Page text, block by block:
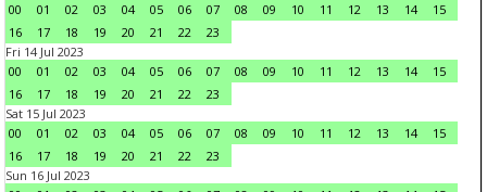
00
01 02 03 04 05 06 07 08 09 10 11 12 13 14
15
16
17 18 19 20 21 22
23
Fri 14 Jul 2023
00
01 02 03 04 05 06 07 08 09 10 11 12 13 14
15
16
17 18 19 20 21 22
23
Sat 15 Jul 2023
00
01 02 03 04 05 06 07 08 09 10 11 12 13 14
15
16
17 18 19 20 21 22
23
Sun 16 Jul 2023